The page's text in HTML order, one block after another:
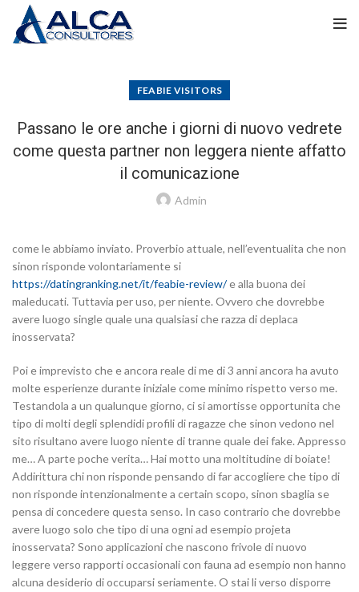
FEABIE VISITORS
Passano le ore anche i giorni di nuovo vedrete
come questa partner non leggera niente affatto
il comunicazione
Admin
come le abbiamo inviato. Proverbio attuale, nell’eventualita che non
sinon risponde volontariamente si
https://datingranking.net/it/feabie-review/e alla buona dei
maleducati. Tuttavia per uso, per niente. Ovvero che dovrebbe
avere luogo single quale una qualsiasi che razza di deplaca
inosservata?
Poi e imprevisto che e ancora reale di me di 3 anni ancora ha avuto
molte esperienze durante iniziale come minimo rispetto verso me.
Testandola a un qualunque giorno, ci si amortisse opportunita che
tipo di molti degli splendidi profili di ragazze che sinon vedono nel
sito risultano avere luogo niente di tranne quale dei fake. Appresso
me… A parte poche verita… Hai motto una moltitudine di boiate!
Addirittura chi non risponde pensando di far accogliere che tipo di
non risponde intenzionalmente a certain scopo, sinon sbaglia se
pensa di concedere questa senso. In caso contrario che dovrebbe
avere luogo solo che tipo di una ogni ad esempio projeta
inosservata? Sono applicazioni che nascono frivole di nuovo
leggere verso rapporti occasionali con fauna ad esempio non hanno
alcuna desiderio di occuparsi seriamente. O stai li verso disporre